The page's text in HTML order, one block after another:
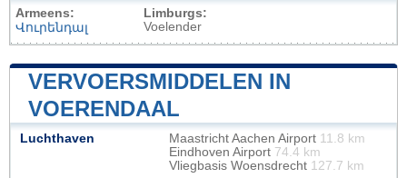
Armeens:
Վուրենդալ
Limburgs:
Voelender
VERVOERSMIDDELEN IN
VOERENDAAL
Luchthaven Maastricht Aachen Airport 11.8 km
Eindhoven Airport 74.4 km
Vliegbasis Woensdrecht 127.7 km